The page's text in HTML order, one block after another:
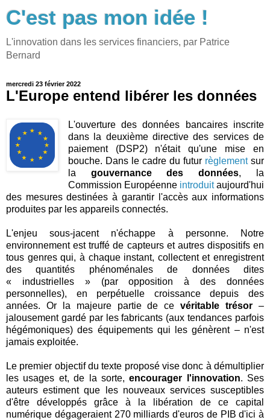
C'est pas mon idée !
L'innovation dans les services financiers, par Patrice
Bernard
mercredi 23 février 2022
L'Europe entend libérer les données
L'ouverture des données bancaires inscrite
dans la deuxième directive des services de
paiement (DSP2) n'était qu'une mise en
bouche. Dans le cadre du futur règlementsur
la gouvernance des données, la
Commission Européenne introduitaujourd'hui
des mesures destinées à garantir l'accès aux informations
produites par les appareils connectés.
L'enjeu sous-jacent n'échappe à personne. Notre
environnement est truffé de capteurs et autres dispositifs en
tous genres qui, à chaque instant, collectent et enregistrent
des quantités phénoménales de données dites
« industrielles » (par opposition à des données
personnelles), en perpétuelle croissance depuis des
années. Or la majeure partie de cevéritable trésor –
jalousement gardé par les fabricants (aux tendances parfois
hégémoniques) des équipements qui les génèrent – n'est
jamais exploitée.
Le premier objectif du texte proposé vise donc à démultiplier
les usages et, de la sorte,encourager l'innovation. Ses
auteurs estiment que les nouveaux services susceptibles
d'être développés grâce à la libération de ce capital
numérique dégageraient 270 milliards d'euros de PIB d'ici à